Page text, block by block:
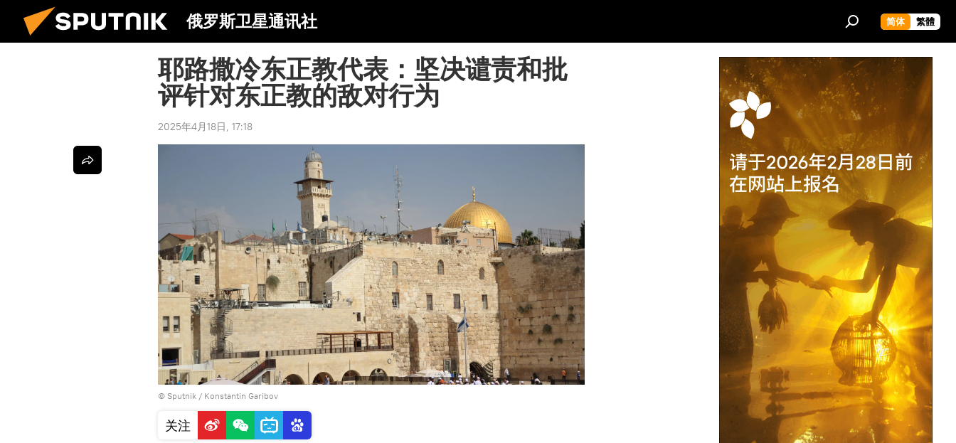
俄罗斯卫星通讯社 简体 繁體
耶路撒冷东正教代表：坚决谴责和批
评针对东正教的敌对行为
2025年4月18日, 17:18
© Sputnik / Konstantin Garibov
关注